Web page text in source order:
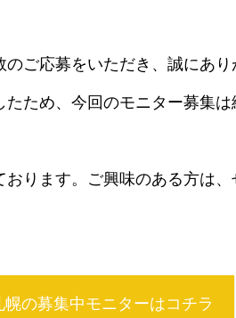
ご応募をいただき、誠にあり
ため、今回のモニター募集は
ります。 ご興味のある方は
幌の募集中モニターはコチラ